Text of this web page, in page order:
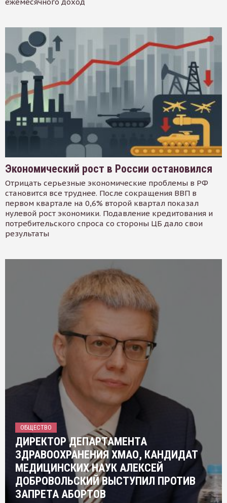
Экономический рост в России остановился
Отрицать серьезные экономические проблемы в РФ
становится все труднее. После сокращения ВВП в
первом квартале на 0,6% второй квартал показал
нулевой рост экономики. Подавление кредитования и
потребительского спроса со стороны ЦБ дало свои
результаты
ОБЩЕСТВО
ДИРЕКТОР ДЕПАРТАМЕНТА
ЗДРАВООХРАНЕНИЯ ХМАО, КАНДИДАТ
МЕДИЦИНСКИХ НАУК АЛЕКСЕЙ
ДОБРОВОЛЬСКИЙ ВЫСТУПИЛ ПРОТИВ
ЗАПРЕТА АБОРТОВ